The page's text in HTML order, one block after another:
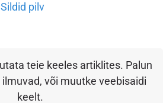
Sildid pilv